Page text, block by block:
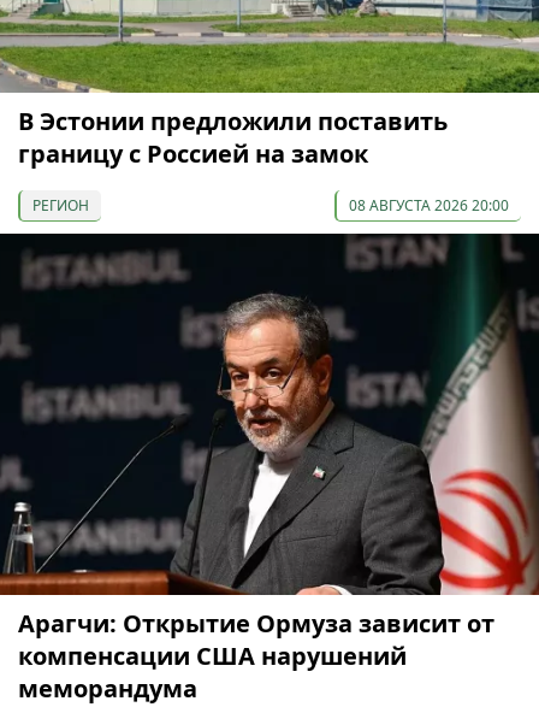
В Эстонии предложили поставить
границу с Россией на замок
РЕГИОН 08 АВГУСТА 2026 20:00
Арагчи: Открытие Ормуза зависит от
компенсации США нарушений
меморандума